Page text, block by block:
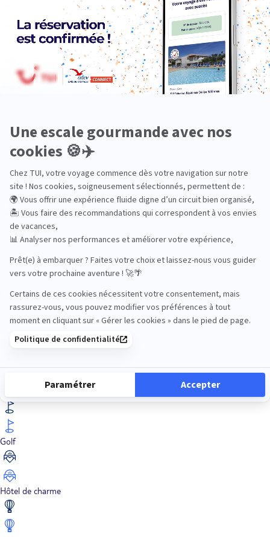
Dans les îles
En couple
En famille
En solo
En train
Entre amis
Golf
Hôtel de charme